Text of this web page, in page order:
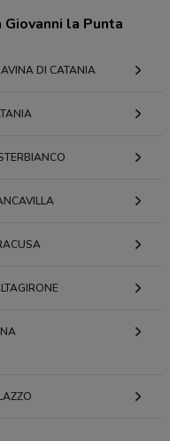
la Punta
DI CATANIA